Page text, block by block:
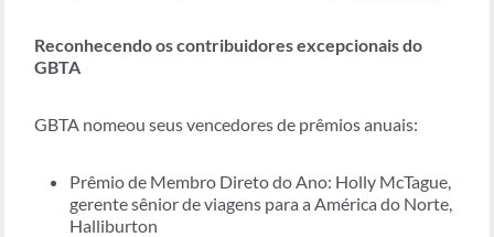
Reconhecendo os contribuidores excepcionais do
GBTA
GBTA nomeou seus vencedores de prêmios anuais:
Prêmio de Membro Direto do Ano: Holly McTague,
gerente sênior de viagens para a América do Norte,
Halliburton